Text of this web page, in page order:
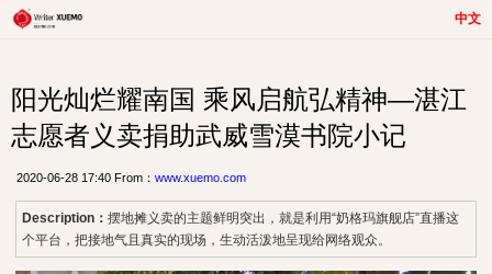
中文
阳光灿烂耀南国 乘风启航弘精神—湛江
志愿者义卖捐助武威雪漠书院小记
2020-06-28 17:40 From： www.xuemo.com
Description： 摆地摊义卖的主题鲜明突出，就是利用“奶格玛旗舰店”直播这
个平台，把接地气且真实的现场，生动活泼地呈现给网络观众。